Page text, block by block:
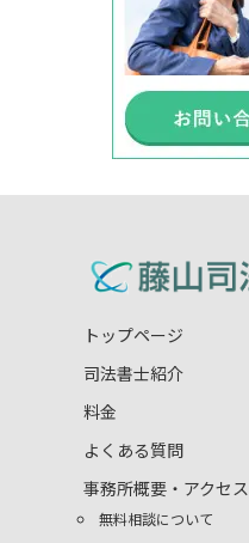
トップページ
司法書士紹介
料金
よくある質問
事務所概要・アクセス
無料相談について